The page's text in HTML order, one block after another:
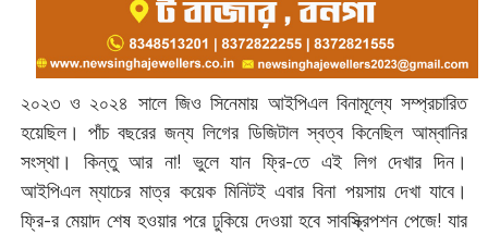
২০২৩ ও ২০২৪ সালে জিও সিনেমায় আইপিএল বিনামূল্যে সম্প্রচারিত
হয়েছিল। পাঁচ বছরের জন্য লিগের ডিজিটাল স্বত্ব কিনেছিল আম্বানির
সংস্থা। কিন্তু আর না! ভুলে যান ফ্রি-তে এই লিগ দেখার দিন।
আইপিএল ম্যাচের মাত্র কয়েক মিনিটই এবার বিনা পয়সায় দেখা যাবে।
ফ্রি-র মেয়াদ শেষ হওয়ার পরে ঢুকিয়ে দেওয়া হবে সাবস্ক্রিপশন পেজে! যার